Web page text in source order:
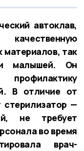
автоклав,
материалов, так
малышей. Он
В отличие от
—
не требует
во время
врач-